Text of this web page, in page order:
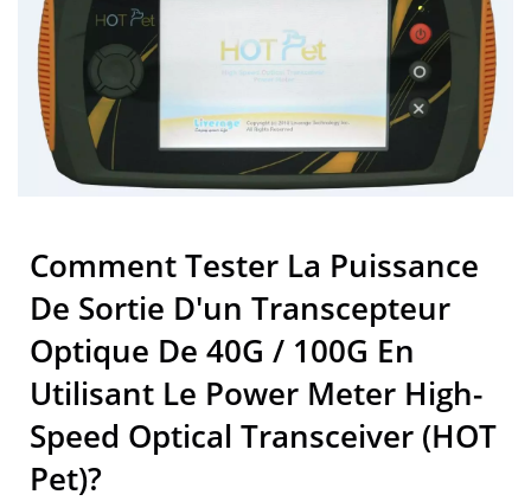
Optiques Dans Les
Infrastructures 5G
Comment Tester La Puissance
De Sortie D'un Transcepteur
Optique De 40G / 100G En
Utilisant Le Power Meter High-
Speed Optical Transceiver (HOT
Pet)?